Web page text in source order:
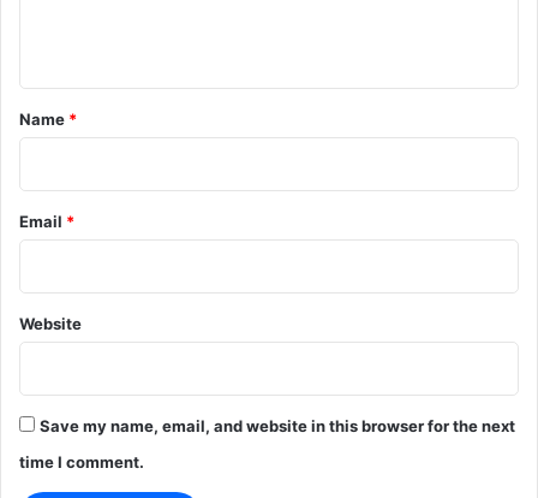
*
Name *
Email *
Website
Save my name, email, and website in this browser for the next
time I comment.